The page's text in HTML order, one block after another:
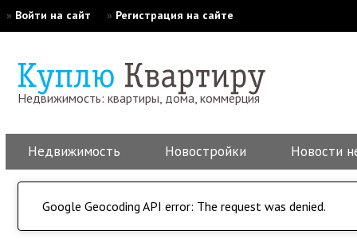
» Войти на сайт » Регистрация на сайте
Недвижимость: квартиры, дома, коммерция
Недвижимость Новостройки Новости
Google Geocoding API error: The request was denied.